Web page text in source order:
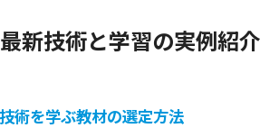
新技術と学習の実例紹介
術を学ぶ教材の選定方法